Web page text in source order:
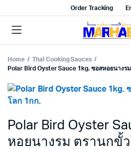
Order Tracking
Home
Thai Cooking Sauces
Polar Bird Oyster Sauce 1kg. ซอสหอยนางร
Polar Bird Oyster
หอยนางรม ตรานกขั้